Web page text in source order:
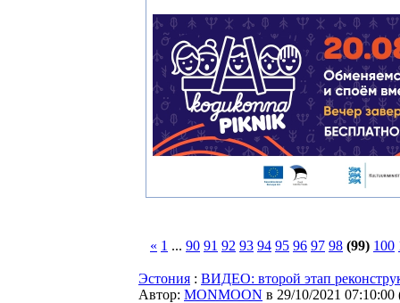
« 1 ... 90 91 92 93 94 95 96 97 98 (99) 100
Эстония : ВИДЕО: второй этап
Автор: MONMOON в 29/10/2021 07:10:00